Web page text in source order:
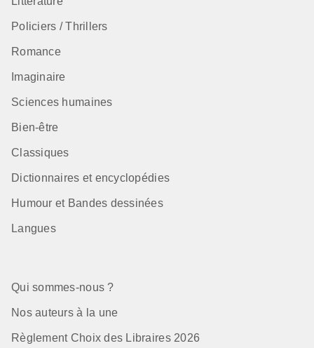
Policiers / Thrillers
Romance
Imaginaire
Sciences humaines
Bien-être
Classiques
Dictionnaires et encyclopédies
Humour et Bandes dessinées
Langues
Qui sommes-nous ?
Nos auteurs à la une
Règlement Choix des Libraires 2026